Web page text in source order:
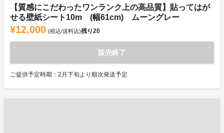
【質感にこだわったワンランク上の高品質】貼ってはが
せる壁紙シート10m (幅61cm) ムーングレー
¥12,000 (税込/送料込)残り20
販売終了
ご提供予定時期：2月下旬より順次発送予定